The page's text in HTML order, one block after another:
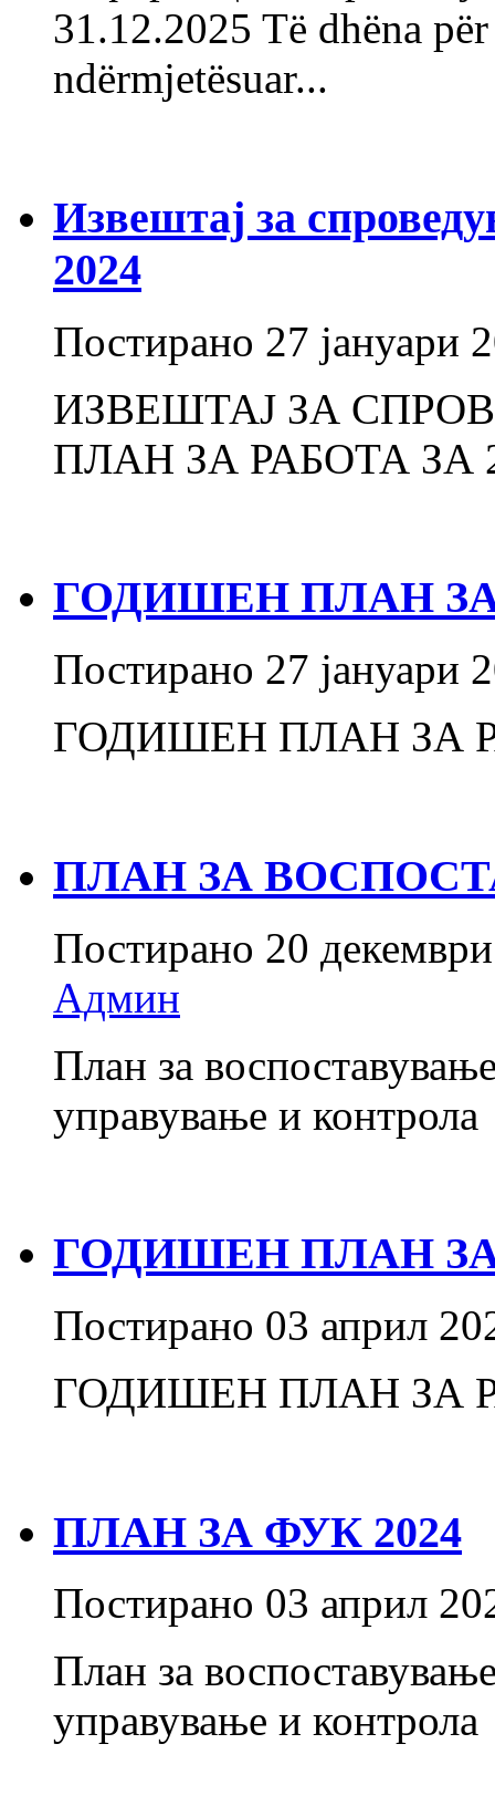
31.12.2025 Të dhëna
ndërmjetësuar...
Извештај за
2024
Постирано 27 јануари
ИЗВЕШТАЈ ЗА
ПЛАН ЗА РАБОТА
ГОДИШЕН ПЛАН ЗА
Постирано 27 јануари
ГОДИШЕН ПЛАН ЗА
ПЛАН ЗА
Постирано 20
Админ
План за
управување и контрола
ГОДИШЕН ПЛАН ЗА
Постирано 03 април
ГОДИШЕН ПЛАН ЗА
ПЛАН ЗА ФУК 2024
Постирано 03 април
План за
управување и контрола